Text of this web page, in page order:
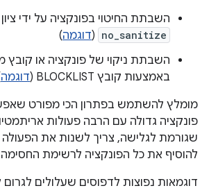
השבתת החיטוי בפונקציה על ידי ציון
no_sanitize
(דוגמה)
השבתת ניקוי של פונקציה או קובץ
באמצעות קובץ BLOCKLIST (
דוגמה
מומלץ להשתמש בפתרון הכי מפורט
פונקציה גדולה עם הרבה פעולות
שגורמת לגלישה, צריך לשנות את
להוסיף את כל הפונקציה לרשימת
דוגמאות נפוצות לדפוסים שעלולים